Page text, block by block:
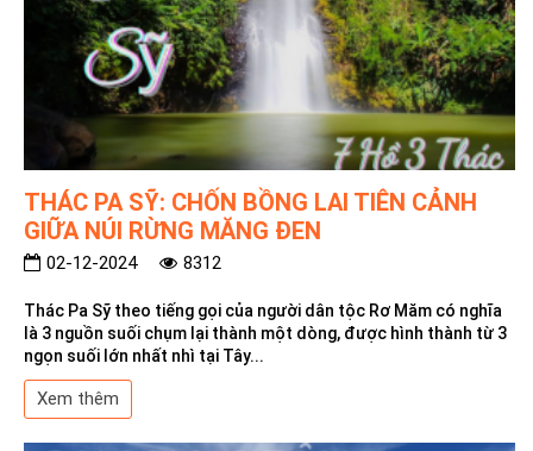
THÁC PA SỸ: CHỐN BỒNG LAI TIÊN CẢNH
GIỮA NÚI RỪNG MĂNG ĐEN
02-12-2024 8312
Thác Pa Sỹ theo tiếng gọi của người dân tộc Rơ Măm có nghĩa
là 3 nguồn suối chụm lại thành một dòng, được hình thành từ 3
ngọn suối lớn nhất nhì tại Tây...
Xem thêm